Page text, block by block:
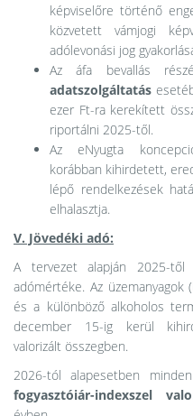
képviselőre történő
közvetett vámjogi
adólevonási jog
Az áfa bevallás
adatszolgáltatás
ezer Ft-ra kerekített
riportálni 2025-től.
Az eNyugta
korábban kihirdetett,
lépő rendelkezések
elhalasztja.
V. Jövedéki adó:
A tervezet alapján 2025-
adómértéke. Az
és a különböző alkoholos
december 15-ig kerül
valorizált összegben.
2026-tól alapesetben
fogyasztóiár-indexszel